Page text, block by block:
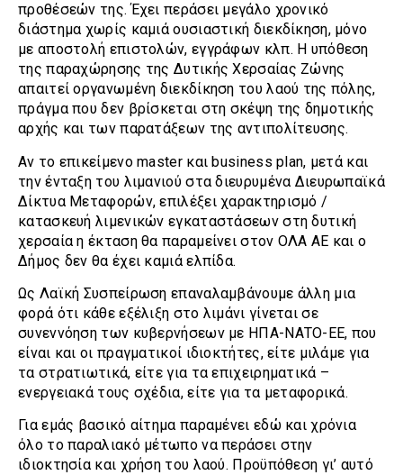
προθέσεών της. Έχει περάσει μεγάλο χρονικό
διάστημα χωρίς καμιά ουσιαστική διεκδίκηση, μόνο
με αποστολή επιστολών, εγγράφων κλπ. Η υπόθεση
της παραχώρησης της Δυτικής Χερσαίας Ζώνης
απαιτεί οργανωμένη διεκδίκηση του λαού της πόλης,
πράγμα που δεν βρίσκεται στη σκέψη της δημοτικής
αρχής και των παρατάξεων της αντιπολίτευσης.
Αν το επικείμενο master και business plan, μετά και
την ένταξη του λιμανιού στα διευρυμένα Διευρωπαϊκά
Δίκτυα Μεταφορών, επιλέξει χαρακτηρισμό /
κατασκευή λιμενικών εγκαταστάσεων στη δυτική
χερσαία η έκταση θα παραμείνει στον ΟΛΑ ΑΕ και ο
Δήμος δεν θα έχει καμιά ελπίδα.
Ως Λαϊκή Συσπείρωση επαναλαμβάνουμε άλλη μια
φορά ότι κάθε εξέλιξη στο λιμάνι γίνεται σε
συνεννόηση των κυβερνήσεων με ΗΠΑ-ΝΑΤΟ-ΕΕ, που
είναι και οι πραγματικοί ιδιοκτήτες, είτε μιλάμε για
τα στρατιωτικά, είτε για τα επιχειρηματικά –
ενεργειακά τους σχέδια, είτε για τα μεταφορικά.
Για εμάς βασικό αίτημα παραμένει εδώ και χρόνια
όλο το παραλιακό μέτωπο να περάσει στην
ιδιοκτησία και χρήση του λαού. Προϋπόθεση γι’ αυτό